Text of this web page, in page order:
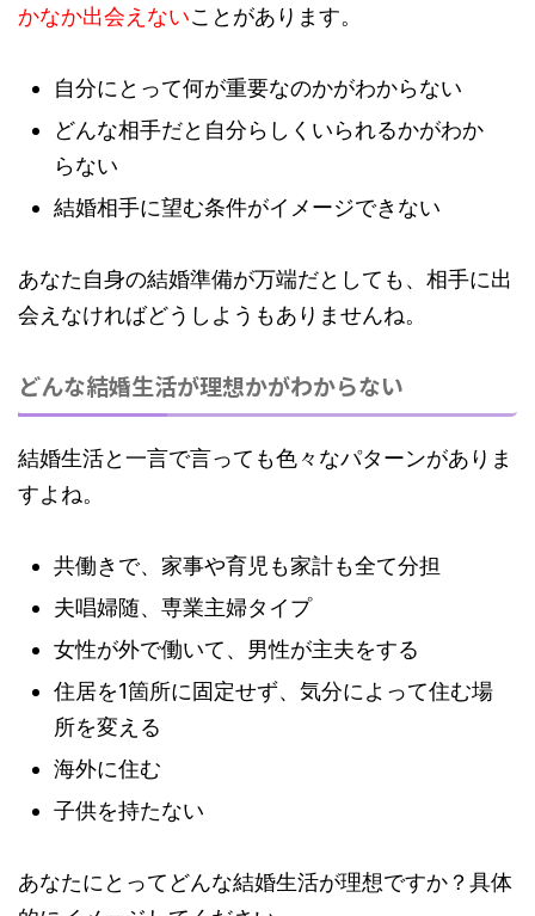
かなか出会えないことがあります。
自分にとって何が重要なのかがわからない
どんな相手だと自分らしくいられるかがわか
らない
結婚相手に望む条件がイメージできない
あなた自身の結婚準備が万端だとしても、相手に出
会えなければどうしようもありませんね。
どんな結婚生活が理想かがわからない
結婚生活と一言で言っても色々なパターンがありま
すよね。
共働きで、家事や育児も家計も全て分担
夫唱婦随、専業主婦タイプ
女性が外で働いて、男性が主夫をする
住居を1箇所に固定せず、気分によって住む場
所を変える
海外に住む
子供を持たない
あなたにとってどんな結婚生活が理想ですか？具体